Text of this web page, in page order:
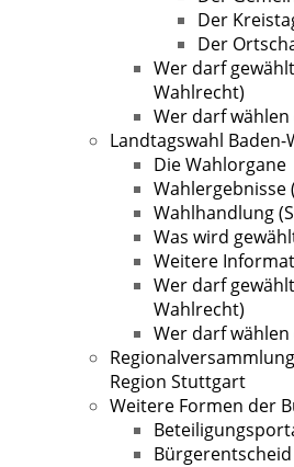
Der
Der
Wer darf
Wahlrecht)
Wer darf
Landtagswahl
Die Wahlorgane
Wahlergebnisse
Wahlhandlung
Was wird
Weitere
Wer darf
Wahlrecht)
Wer darf
Region Stuttgart
Weitere Formen der
Bürgerentscheid